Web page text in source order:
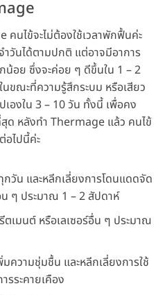
นไข้จะไม่ต้องใช้เวลาพักฟื้นค่ะ
ำวันได้ตามปกติ แต่อาจมีอาการ
น้อย ซึ่งจะค่อย ๆ ดีขึ้นใน 1 – 2
นขณะที่ความรู้สึกระบม หรือเสียว
เองใน 3 – 10 วัน ทั้งนี้ เพื่อคง
สุด หลังทำ Thermage แล้ว คนไข้
อไปนี้ค่ะ
วัน และหลีกเลี่ยงการโดนแดดจัด
ๆ ประมาณ 1 – 2 สัปดาห์
เมนต์ หรือเลเซอร์อื่น ๆ ประมาณ
ความชุ่มชื้น และหลีกเลี่ยงการใช้
ระคายเคือง